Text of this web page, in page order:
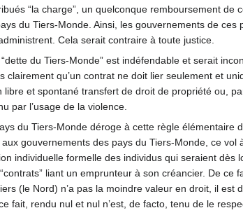
“la charge”, un quelconque remboursement
du Tiers-Monde. Ainsi, les gouvernements de
Cela serait contraire à toute justice.
du Tiers-Monde” est indéfendable et serait
qu’un contrat ne doit lier seulement et
libre et spontané transfert de droit de propriété ou,
par l’usage de la violence.
du Tiers-Monde déroge à cette règle
gouvernements des pays du Tiers-Monde, ce vol
individuelle formelle des individus qui seraient dès
liant un emprunteur à son créancier. De ce
(le Nord) n’a pas la moindre valeur en droit, il
fait, rendu nul et nul n’est, de facto, tenu de le